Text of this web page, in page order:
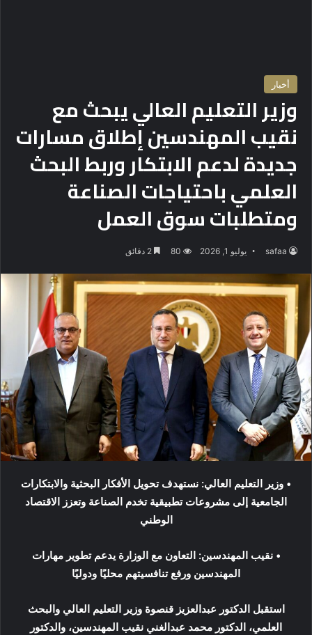
أخبار
وزير التعليم العالي يبحث مع
نقيب المهندسين إطلاق مسارات
جديدة لدعم الابتكار وربط البحث
العلمي باحتياجات الصناعة
ومتطلبات سوق العمل
safaa يوليو 1, 2026 80
• وزير التعليم العالي: نستهدف تحويل الأفكار البحثية والابتكارات
الجامعية إلى مشروعات تطبيقية تخدم الصناعة وتعزز الاقتصاد
الوطني
• نقيب المهندسين: التعاون مع الوزارة يدعم تطوير مهارات
المهندسين ورفع تنافسيتهم محليًا ودوليًا
استقبل الدكتور عبدالعزيز قنصوة وزير التعليم العالي والبحث
العلمي، الدكتور محمد عبدالغني نقيب المهندسين، والدكتور